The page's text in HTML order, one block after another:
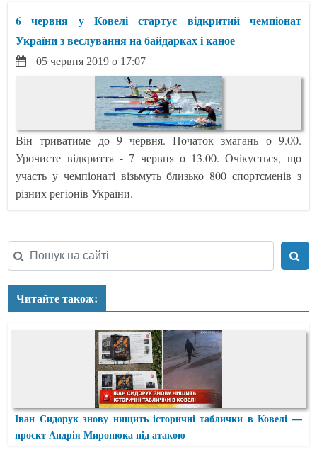
6 червня у Ковелі стартує відкритий чемпіонат
України з веслування на байдарках і каное
05 червня 2019 о 17:07
Він триватиме до 9 червня. Початок змагань о 9.00.
Урочисте відкриття - 7 червня о 13.00. Очікується, що
участь у чемпіонаті візьмуть близько 800 спортсменів з
різних регіонів України.
Читайте також:
Іван Сидорук знову нищить історичні таблички в Ковелі —
проєкт Андрія Миронюка під атакою